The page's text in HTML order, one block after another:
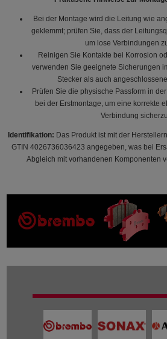
Bei der Montage wird die Leitung wie
geklemmt; prüfen Sie, dass der
um lose Verbindungen
Reinigen Sie Kontakte bei Korrosion
verwenden Sie geeignete Sicherungen
Stecker als auch
Prüfen Sie die physische Passform in
bei der Erstmontage, um eine korrekte
Verbindung
Identifikation: Das Produkt ist mit der
GTIN 4026736036423 angegeben, was bei
Abgleich mit vorhandenen Komponenten